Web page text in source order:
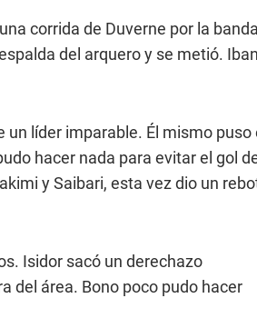
corrida de Duverne por la banda
del arquero y se metió. Iban
líder imparable. Él mismo puso
hacer nada para evitar el gol
y Saibari, esta vez dio un
Isidor sacó un derechazo
del área. Bono poco pudo hacer